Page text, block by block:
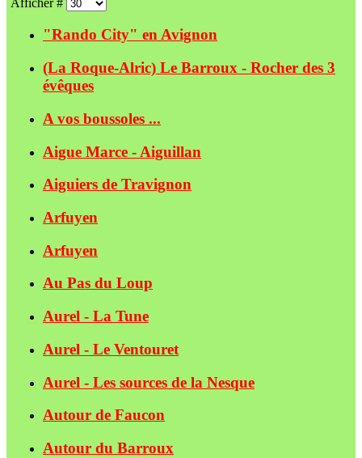
"Rando City" en Avignon
(La Roque-Alric) Le Barroux - Rocher des 3
évêques
A vos boussoles ...
Aigue Marce - Aiguillan
Aiguiers de Travignon
Arfuyen
Arfuyen
Au Pas du Loup
Aurel - La Tune
Aurel - Le Ventouret
Aurel - Les sources de la Nesque
Autour de Faucon
Autour du Barroux